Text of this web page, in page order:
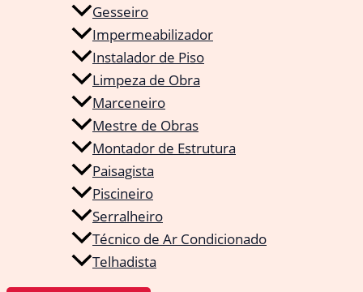
Gesseiro
Impermeabilizador
Instalador de Piso
Limpeza de Obra
Marceneiro
Mestre de Obras
Montador de Estrutura
Paisagista
Piscineiro
Serralheiro
Técnico de Ar Condicionado
Telhadista